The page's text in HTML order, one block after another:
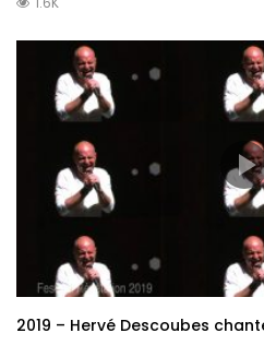
2019 – Hervé Descoubes